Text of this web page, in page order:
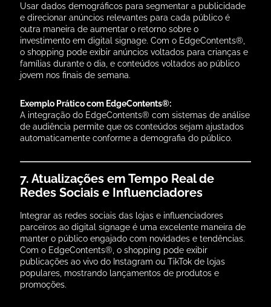
Usar dados demográficos para segmentar a publicidade
e direcionar anúncios relevantes para cada público é
outra maneira de aumentar o retorno sobre o
investimento em digital signage. Com o EdgeContents®,
o shopping pode exibir anúncios voltados para crianças e
famílias durante o dia, e conteúdos voltados ao público
jovem nos finais de semana.
Exemplo Prático com EdgeContents®:
A integração do EdgeContents® com sistemas de análise
de audiência permite que os conteúdos sejam ajustados
automaticamente conforme a demografia do público.
7. Atualizações em Tempo Real de
Redes Sociais e Influenciadores
Integrar as redes sociais das lojas e influenciadores
parceiros ao digital signage é uma excelente maneira de
manter o público engajado com novidades e tendências.
Com o EdgeContents®, o shopping pode exibir
publicações ao vivo do Instagram ou TikTok de lojas
populares, mostrando lançamentos de produtos e
promoções.